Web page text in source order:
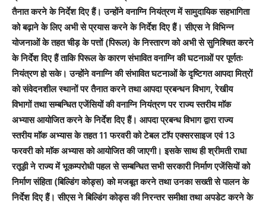
तैनात करने के निर्देश दिए हैं। उन्होंने वनाग्नि नियंत्रण में सामुदायिक सहभागिता
को बढ़ाने के लिए अभी से प्रयास करने के निर्देश दिए हैं। सीएस ने विभिन्न
योजनाओं के तहत चीड़ के पत्तों (पिरूल) के निस्तारण को अभी से सुनिश्चित करने
के निर्देश दिए हैं ताकि पिरूल के कारण संभावित वनाग्नि की घटनाओं पर पूर्णतः
नियंत्रण हो सके। उन्होंने वनाग्नि की संभावित घटनाओं के दृष्टिगत आपदा मित्रों
को संवेदनशील स्थानों पर तैनात करने तथा आपदा प्रबन्धन विभाग, रेखीय
विभागों तथा सम्बन्धित एजेंसियों की वनाग्नि नियंत्रण पर राज्य स्तरीय माॅक
अभ्यास आयोजित करने के निर्देश दिए हैं। आपदा प्रबन्ध विभाग द्वारा राज्य
स्तरीय माॅक अभ्यास के तहत 11 फरवरी को टेबल टाॅप एक्सरसाइज एवं 13
फरवरी को माॅक अभ्यास को आयोजित की जाएगी। इसके साथ ही श्रीमती राधा
रतूड़ी ने राज्य में भूकम्परोधी पहल से सम्बन्धित सभी सरकारी निर्माण एजेंसियों को
निर्माण संहिता (बिल्डिंग कोड्स) को मजबूत करने तथा उनका सख्ती से पालन के
निर्देश दिए हैं। सीएस ने बिल्डिंग कोड्स की निरन्तर समीक्षा तथा अपडेट करने के